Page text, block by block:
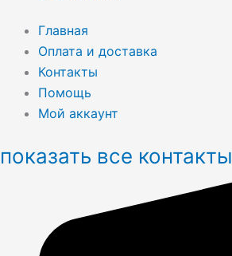
Главная
Оплата и доставка
Контакты
Помощь
Мой аккаунт
показать все контакты